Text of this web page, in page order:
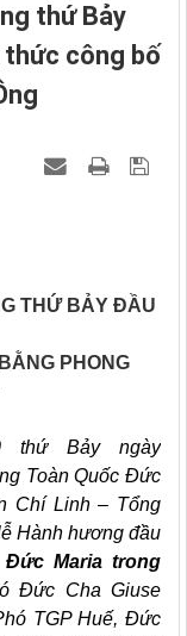
thứ Bảy
công bố
THỨ BẢY ĐẦU
PHONG
thứ Bảy ngày
Toàn Quốc Đức
Chí Linh – Tổng
Hành hương đầu
Đức Maria trong
Đức Cha Giuse
TGP Huế, Đức